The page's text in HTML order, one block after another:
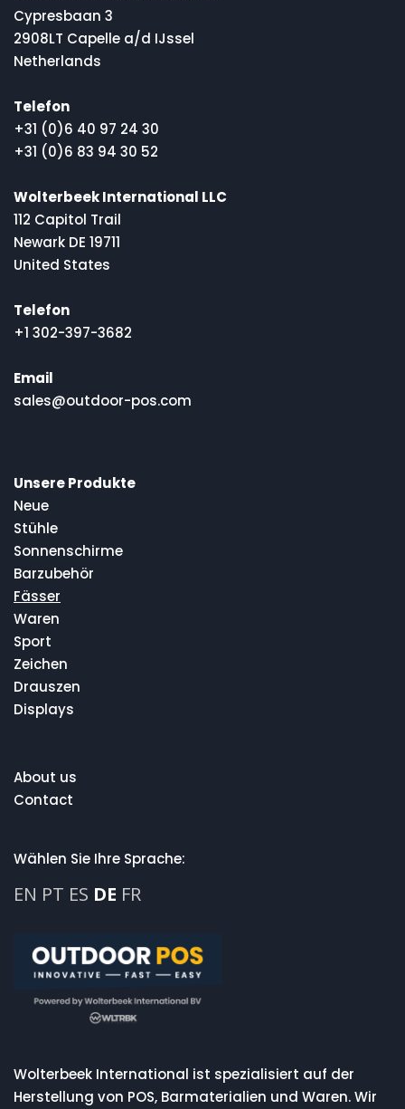
Cypresbaan 3
2908LT Capelle a/d IJssel
Netherlands
Telefon
+31 (0)6 40 97 24 30
+31 (0)6 83 94 30 52
Wolterbeek International LLC
112 Capitol Trail
Newark DE 19711
United States
Telefon
+1 302-397-3682
Email
sales@outdoor-pos.com
Unsere Produkte
Neue
Stühle
Sonnenschirme
Barzubehör
Fässer
Waren
Sport
Zeichen
Drauszen
Displays
About us
Contact
Wählen Sie Ihre Sprache:
EN PT ES DE FR
Wolterbeek International ist spezialisiert auf der
Herstellung von POS, Barmaterialien und Waren. Wir